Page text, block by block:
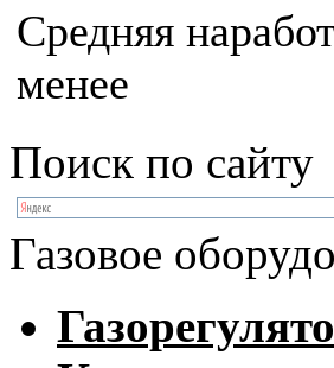
Средняя
менее
Поиск по сайту
Газовое